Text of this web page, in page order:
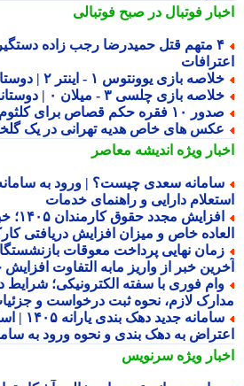
فوتبال در صبح فوتبالی
۴ متهم قتل حمیدرضا رجب زاده دستگیر
بازی یوونتوس ۱ - اینتر ۲ | دوستانه باشگاهی
بازی چلسی ۳ - میلان ۰ | دوستانه باشگاهی
۱۰ فقره حکم قصاص برای کلثوم اکبری
های خاص هدیه تهرانی در یک گلخانه
ویژهاندیشه معاصر
سعدی چیست؟ | ورود به سامانه
دارایی و راهنمای خدمات
افزایش مجدد
خاص و میزان افزایش دریافتی
خبر از واریز مابه التفاوت افزایش
فوری با سفته الکترونیکی؛ شرایط
لازم، نحوه ثبت درخواست و جزئیات
سامانه جدید
به دهک بندی و نحوه ورود به
ویژهسرنویس